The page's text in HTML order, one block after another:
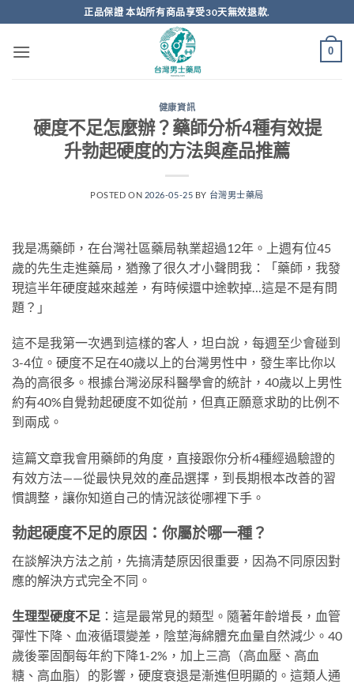
轉
正品保證 本站所有商品享受30天無效退款.
0
健康資訊
硬度不足怎麼辦？藥師分析4種有效提
升勃起硬度的方法與產品推薦
POSTED ON 2026-05-25 BY 台灣男士藥局
我是馮藥師，在台灣社區藥局執業超過12年。上週有位45
歲的先生走進藥局，猶豫了很久才小聲問我：「藥師，我發
現這半年硬度越來越差，有時候還中途軟掉…這是不是有問
題？」
這不是我第一次遇到這樣的客人，坦白說，每週至少會碰到
3-4位。硬度不足在40歲以上的台灣男性中，發生率比你以
為的高很多。根據台灣泌尿科醫學會的統計，40歲以上男性
約有40%自覺勃起硬度不如從前，但真正願意求助的比例不
到兩成。
這篇文章我會用藥師的角度，直接跟你分析4種經過驗證的
有效方法——從最快見效的產品選擇，到長期根本改善的習
慣調整，讓你知道自己的情況該從哪裡下手。
勃起硬度不足的原因：你屬於哪一種？
在談解決方法之前，先搞清楚原因很重要，因為不同原因對
應的解決方式完全不同。
生理型硬度不足 ：這是最常見的類型。隨著年齡增長，血管
彈性下降、血液循環變差，陰莖海綿體充血量自然減少。40
歲後睪固酮每年約下降1-2%，加上三高（高血壓、高血
糖、高血脂）的影響，硬度衰退是漸進但明顯的。這類人通